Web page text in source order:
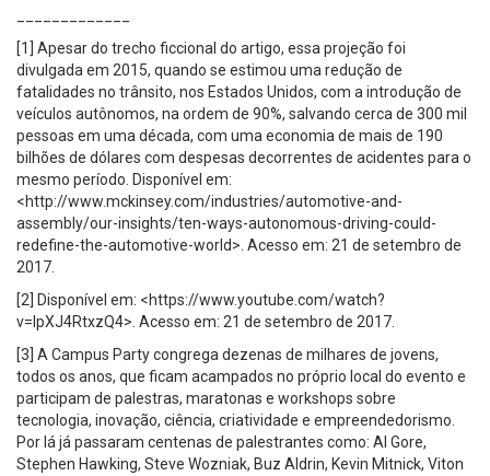
[1] Apesar do trecho ficcional do artigo, essa projeção foi
divulgada em 2015, quando se estimou uma redução de
fatalidades no trânsito, nos Estados Unidos, com a introdução de
veículos autônomos, na ordem de 90%, salvando cerca de 300 mil
pessoas em uma década, com uma economia de mais de 190
bilhões de dólares com despesas decorrentes de acidentes para o
mesmo período. Disponível em:
<http://www.mckinsey.com/industries/automotive-and-
assembly/our-insights/ten-ways-autonomous-driving-could-
redefine-the-automotive-world>. Acesso em: 21 de setembro de
2017.
[2] Disponível em: <https://www.youtube.com/watch?
v=lpXJ4RtxzQ4>. Acesso em: 21 de setembro de 2017.
[3] A Campus Party congrega dezenas de milhares de jovens,
todos os anos, que ficam acampados no próprio local do evento e
participam de palestras, maratonas e workshops sobre
tecnologia, inovação, ciência, criatividade e empreendedorismo.
Por lá já passaram centenas de palestrantes como: Al Gore,
Stephen Hawking, Steve Wozniak, Buz Aldrin, Kevin Mitnick, Viton